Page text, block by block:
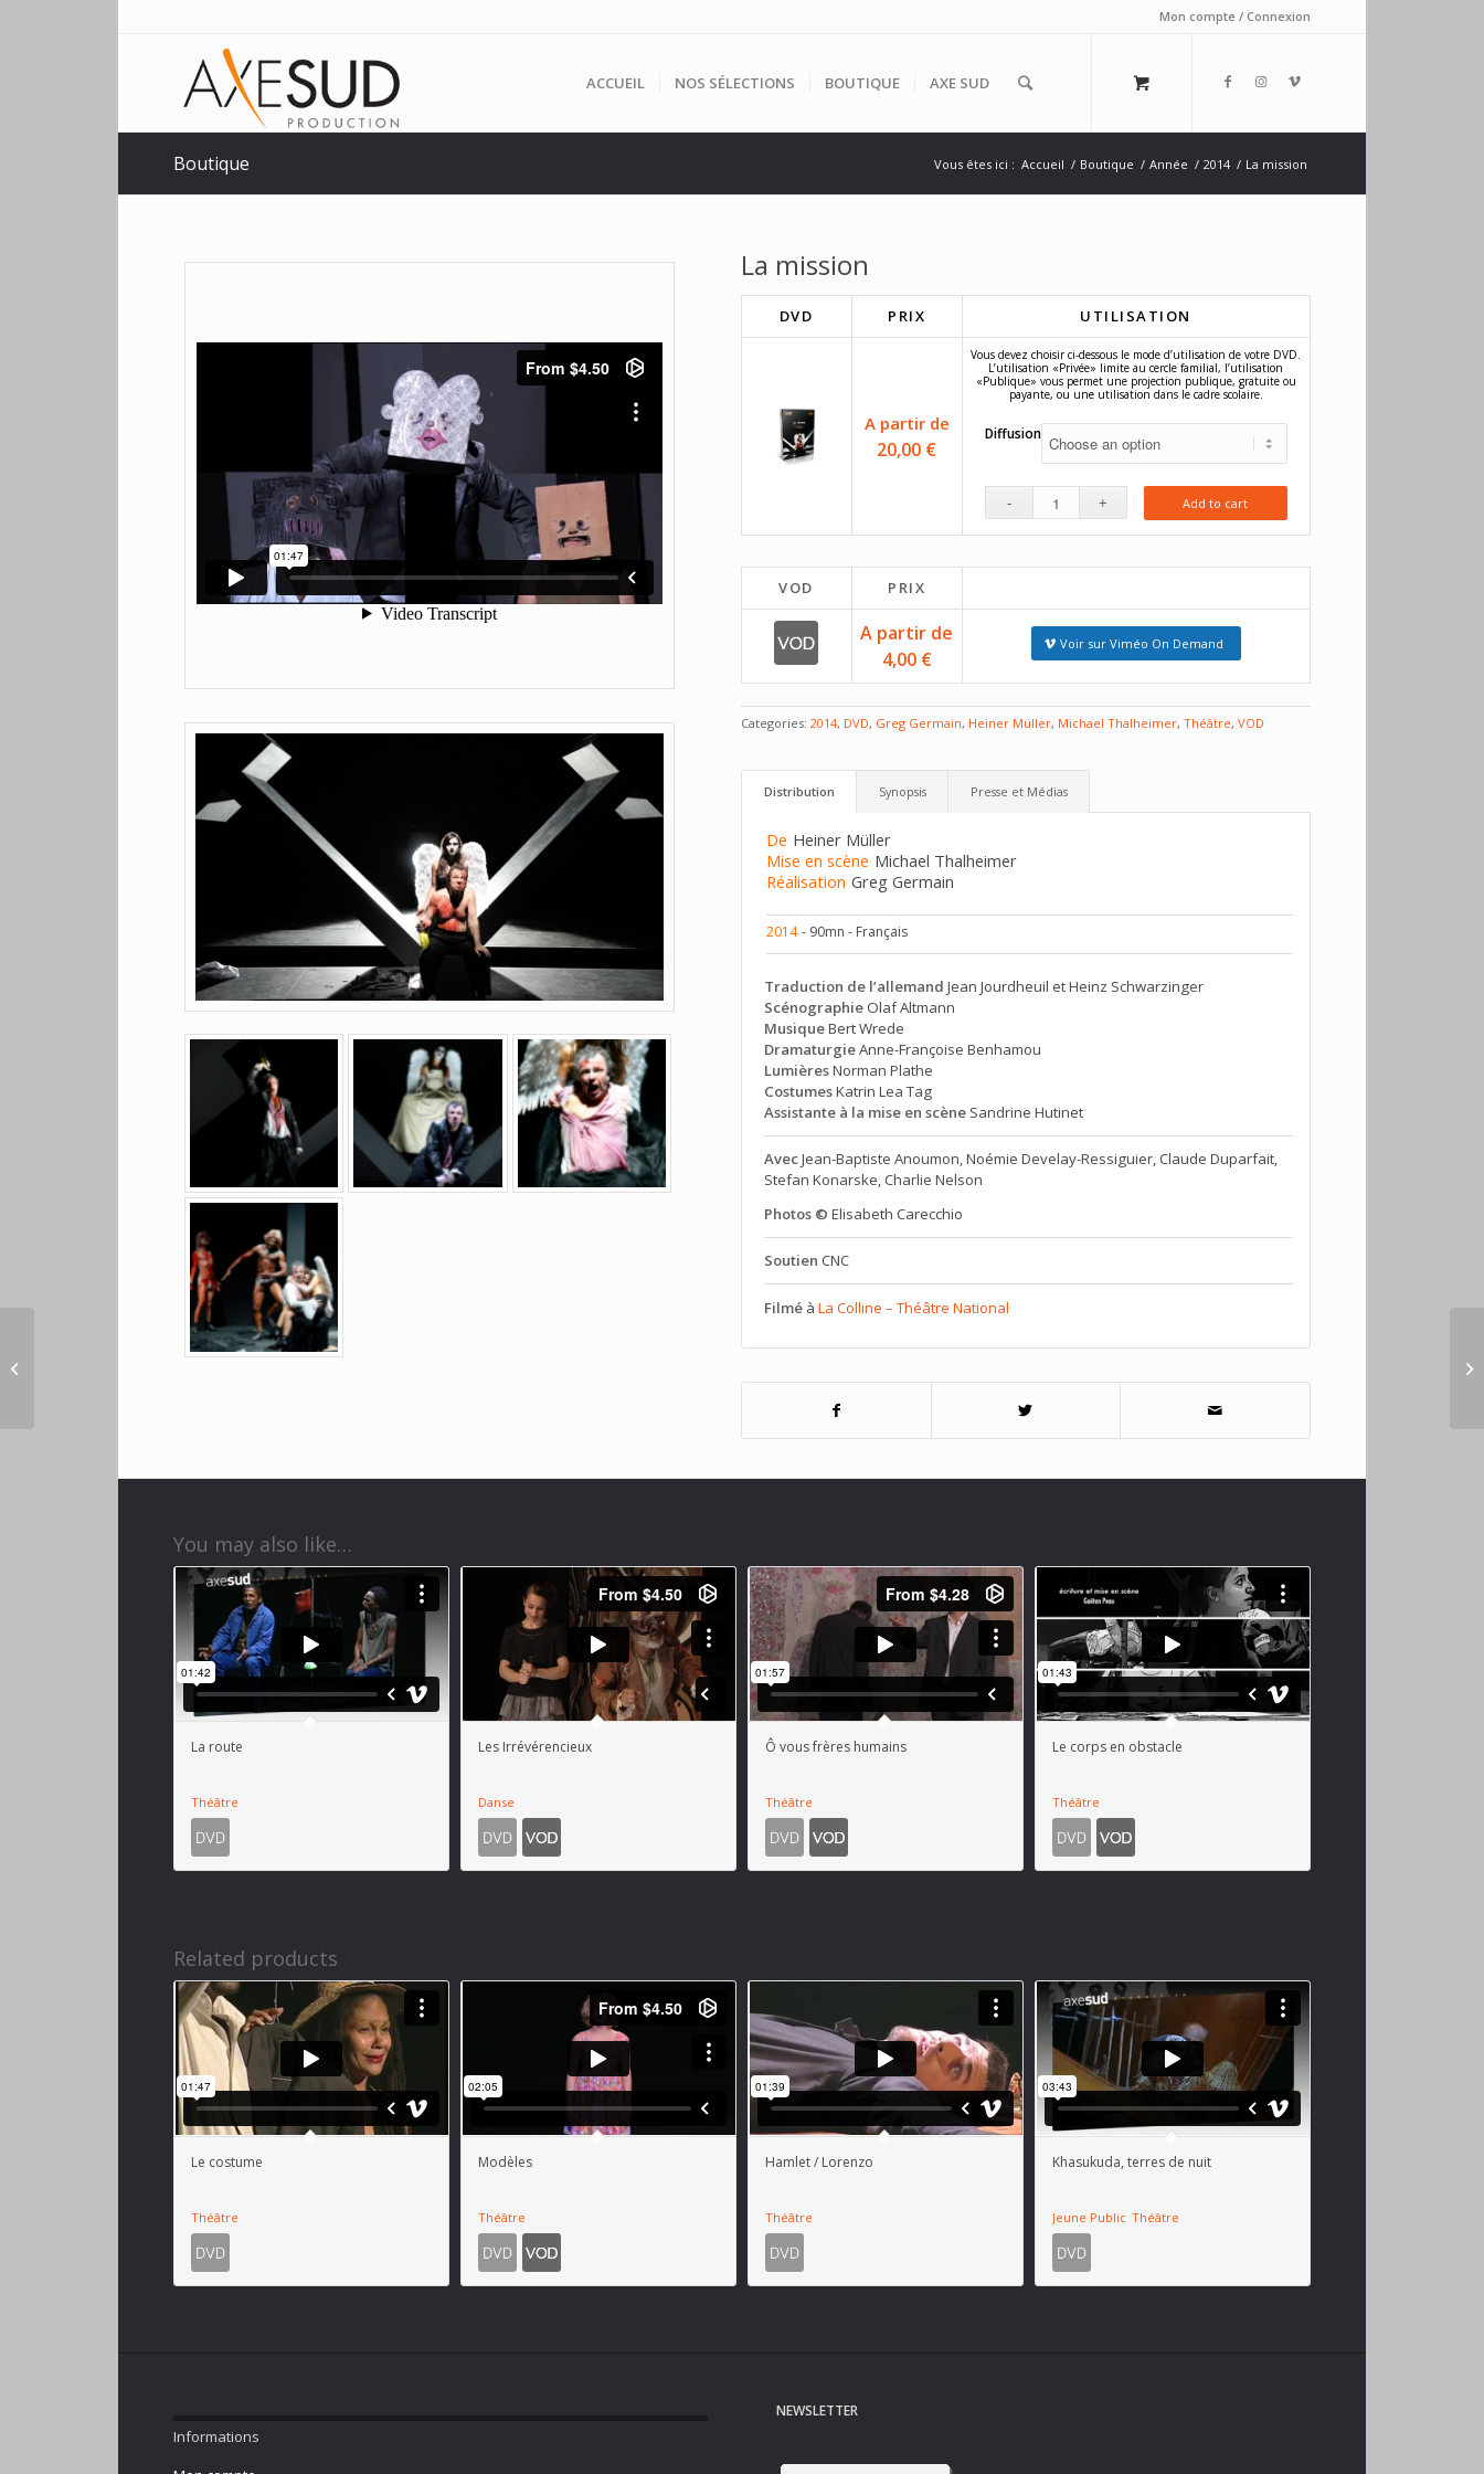
Mon compte / Connexion
ACCUEIL NOS SÉLECTIONS BOUTIQUE AXE SUD
Boutique Vous êtes ici : Accueil / Boutique / Année / 2014 / La mission
La mission
DVD PRIX UTILISATION
A partir de
20,00 €
Vous devez choisir ci-dessous le mode d’utilisation de votre DVD.
L’utilisation «Privée» limite au cercle familial, l’utilisation
«Publique» vous permet une projection publique, gratuite ou
payante, ou une utilisation dans le cadre scolaire.
Diffusion
Add to cart
VOD PRIX
A partir de
4,00 €
Voir sur Viméo On Demand
Categories: 2014, DVD, Greg Germain, Heiner Müller, Michael Thalheimer, Théâtre, VOD
Distribution Synopsis Presse et Médias
De Heiner Müller
Mise en scène Michael Thalheimer
Réalisation Greg Germain
2014 - 90mn - Français
Traduction de l’allemand Jean Jourdheuil et Heinz Schwarzinger
ScénographieOlaf Altmann
MusiqueBert Wrede
DramaturgieAnne-Françoise Benhamou
LumièresNorman Plathe
CostumesKatrin Lea Tag
Assistante à la mise en scèneSandrine Hutinet
AvecJean-Baptiste Anoumon, Noémie Develay-Ressiguier, Claude Duparfait,
Stefan Konarske, Charlie Nelson
Photos © Elisabeth Carecchio
Soutien CNC
Filmé à La Colline – Théâtre National
You may also like…
La route
Théâtre
Les Irrévérencieux
Danse
Ô vous frères humains
Théâtre
Le corps en obstacle
Théâtre
Related products
Le costume
Théâtre
Modèles
Théâtre
Hamlet / Lorenzo
Théâtre
Khasukuda, terres de nuit
Jeune Public Théâtre
Informations
NEWSLETTER